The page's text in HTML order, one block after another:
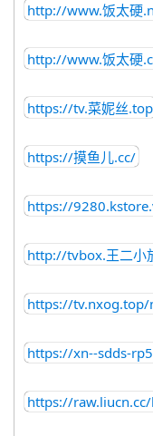
http://www.饭太硬
http://www.饭太硬
https://tv.菜妮丝.top
https://摸鱼儿.cc/
https://
http://tvbox.王二小
https://
https://xn--sdds-
https://